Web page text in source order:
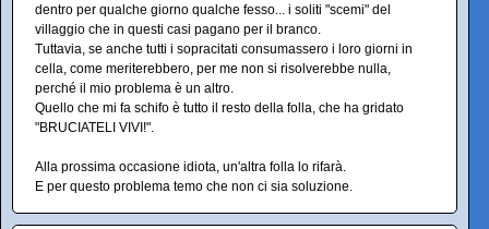
dentro per qualche giorno qualche fesso... i soliti "scemi" del
villaggio che in questi casi pagano per il branco.
Tuttavia, se anche tutti i sopracitati consumassero i loro giorni in
cella, come meriterebbero, per me non si risolverebbe nulla,
perché il mio problema è un altro.
Quello che mi fa schifo è tutto il resto della folla, che ha gridato
"BRUCIATELI VIVI!".
Alla prossima occasione idiota, un'altra folla lo rifarà.
E per questo problema temo che non ci sia soluzione.